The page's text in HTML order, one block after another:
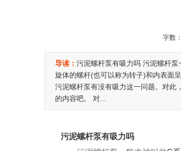
字数
导读： 污泥螺杆泵有吸力吗 污泥螺杆
旋体的螺杆(也可以称为转子)和内表面
污泥螺杆泵有没有吸力这一问题。对此
的内容吧。 对...
污泥螺杆泵有吸力吗